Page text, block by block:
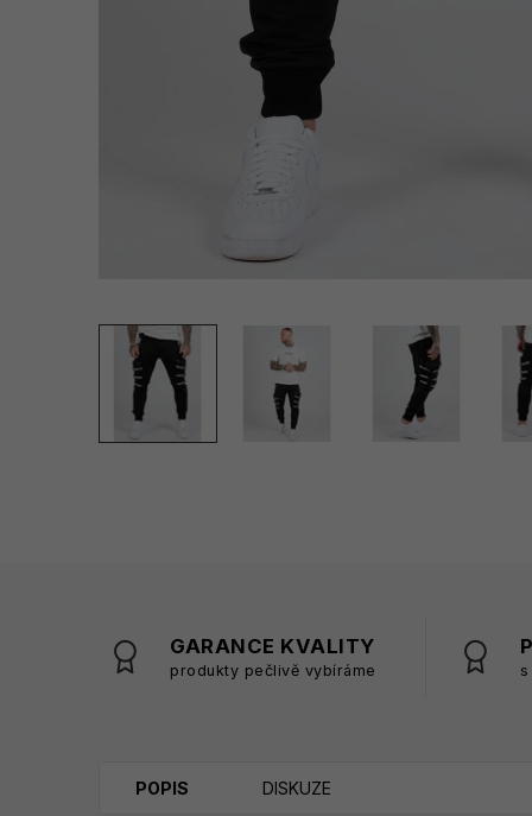
GARANCE KVALITY
produkty pečlivě vybíráme
POPIS DISKUZE